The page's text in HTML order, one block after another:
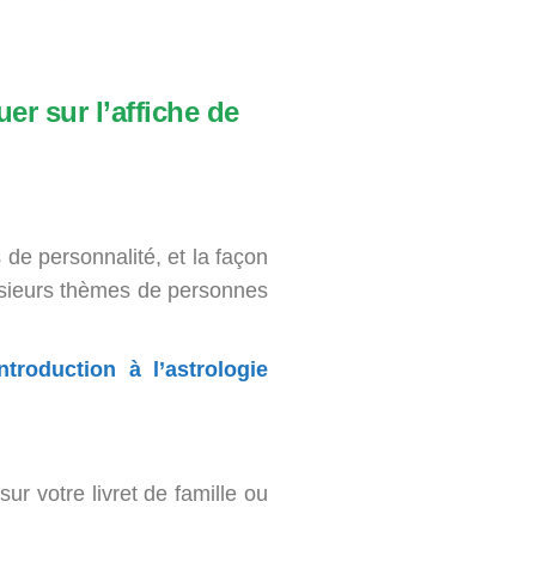
sur l’affiche de
personnalité, et la façon
thèmes de personnes
à l’astrologie
votre livret de famille ou